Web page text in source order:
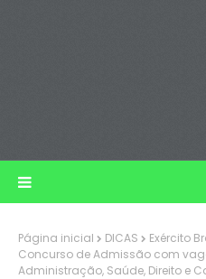
Página inicial DICAS
Exército
Concurso de Admissão com
Administração, Saúde, Direito e